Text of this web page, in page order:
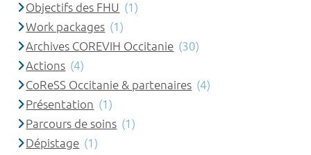
Objectifs des FHU (1)
Work packages (1)
Archives COREVIH Occitanie (30)
Actions (4)
CoReSS Occitanie & partenaires (4)
Présentation (1)
Parcours de soins (1)
Dépistage (1)